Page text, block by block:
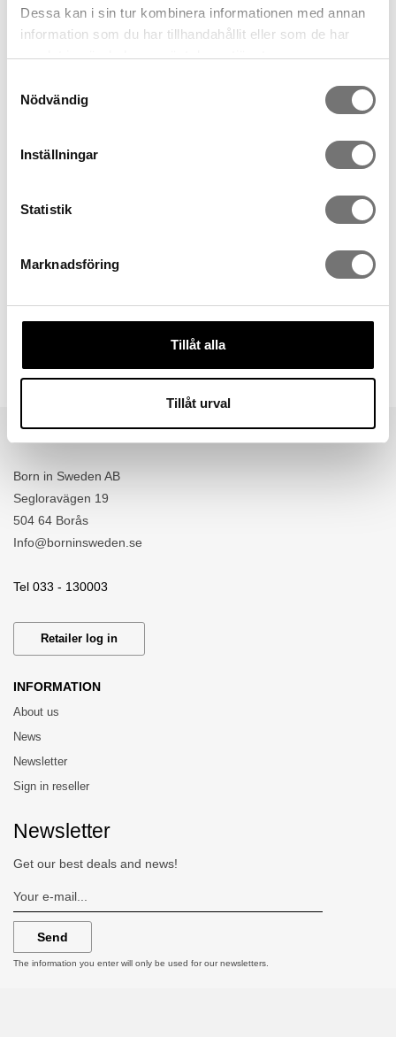
Dessa kan i sin tur kombinera informationen med annan
information som du har tillhandahållit eller som de har
samlat in när du har använt deras tjänster.
Nödvändig
Inställningar
Statistik
Marknadsföring
Tillåt alla
Tillåt urval
7340410-11B
Others bought
Stumpastaken candle holder
– set of 2
Pillar candle stone 5 cm
25 kr
Born in Sweden AB
Segloravägen 19
504 64 Borås
​Info@borninsweden.se
Tel 033 - 130003
Retailer log in
INFORMATION
About us
News
Newsletter
Sign in reseller
Newsletter
Get our best deals and news!
Send
The information you enter will only be used for our newsletters.